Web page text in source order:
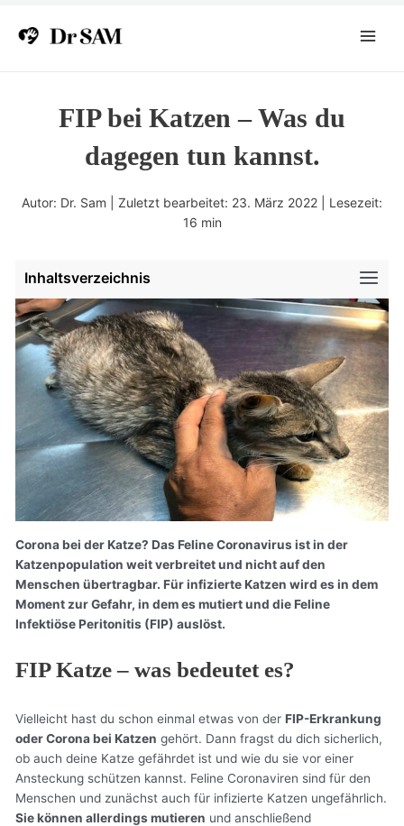
Inhalt
springen
FIP bei Katzen – Was du
dagegen tun kannst.
Autor: Dr. Sam | Zuletzt bearbeitet: 23. März 2022 | Lesezeit:
16 min
Inhaltsverzeichnis
Corona bei der Katze? Das Feline Coronavirus ist in der
Katzenpopulation weit verbreitet und nicht auf den
Menschen übertragbar. Für infizierte Katzen wird es in dem
Moment zur Gefahr, in dem es mutiert und die Feline
Infektiöse Peritonitis (FIP) auslöst.
FIP Katze – was bedeutet es?
Vielleicht hast du schon einmal etwas von derFIP-Erkrankung
oder Corona bei Katzen gehört. Dann fragst du dich sicherlich,
ob auch deine Katze gefährdet ist und wie du sie vor einer
Ansteckung schützen kannst. Feline Coronaviren sind für den
Menschen und zunächst auch für infizierte Katzen ungefährlich.
Sie können allerdings mutieren und anschließend